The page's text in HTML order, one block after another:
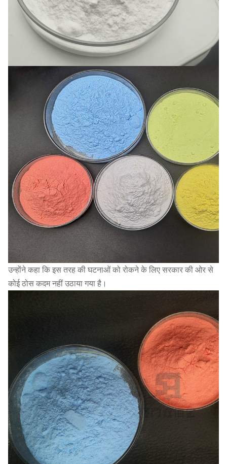
उन्होंने कहा कि इस तरह की घटनाओं को रोकने के लिए सरकार की ओर से
कोई ठोस कदम नहीं उठाया गया है।